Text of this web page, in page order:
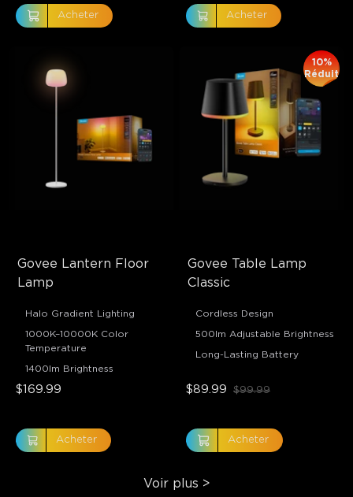
Acheter Acheter
Govee Lantern Floor
Lamp
Halo Gradient Lighting
1000K–10000K Color
Temperature
1400lm Brightness
$169.99
Acheter
Govee Table Lamp
Classic
Cordless Design
500lm Adjustable Brightness
Long-Lasting Battery
10%
Réduit
$89.99 $99.99
Acheter
Voir plus >